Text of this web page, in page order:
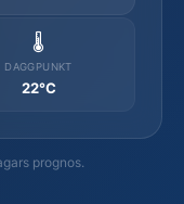
🌡️
DAGGPUNKT
22°C
prognos.